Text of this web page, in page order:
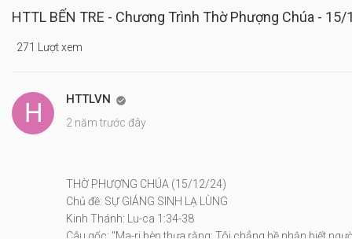
HTTL BẾN TRE - Chương Trình Thờ Phượng Chúa -
271 Lượt xem
HTTLVN 
2 năm trước đây
THỜ PHƯỢNG CHÚA (15/12/24)
Chủ đề: SỰ GIÁNG SINH LẠ LÙNG
Kinh Thánh: Lu-ca 1:34-38
Câu gốc: "Ma-ri bèn thưa rằng: Tôi chẳng hề nhận biết